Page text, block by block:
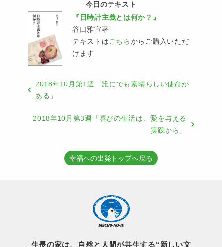
今日のテキスト
『日時計主義とは何か？』
谷口雅宣著
テキストは こちらからご購入いただ
けます
2018年10月第1週「誰にでも素晴らしい使命が
ある」
2018年10月第3週「喜びの生活は、愛を与える
実践から」
幸福への出発トップへ戻る
生長の家は、自然と人間が共生する“新しい文